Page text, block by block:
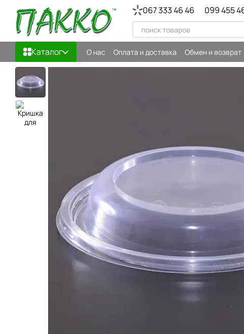
Перейти к основному контенту 067 333 46 46 099 455
Каталог О нас Оплата и доставка Обмен и возврат